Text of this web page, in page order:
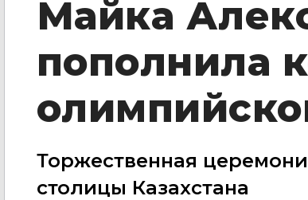
Майка
пополнила
Торжественная
столицы Казахстана